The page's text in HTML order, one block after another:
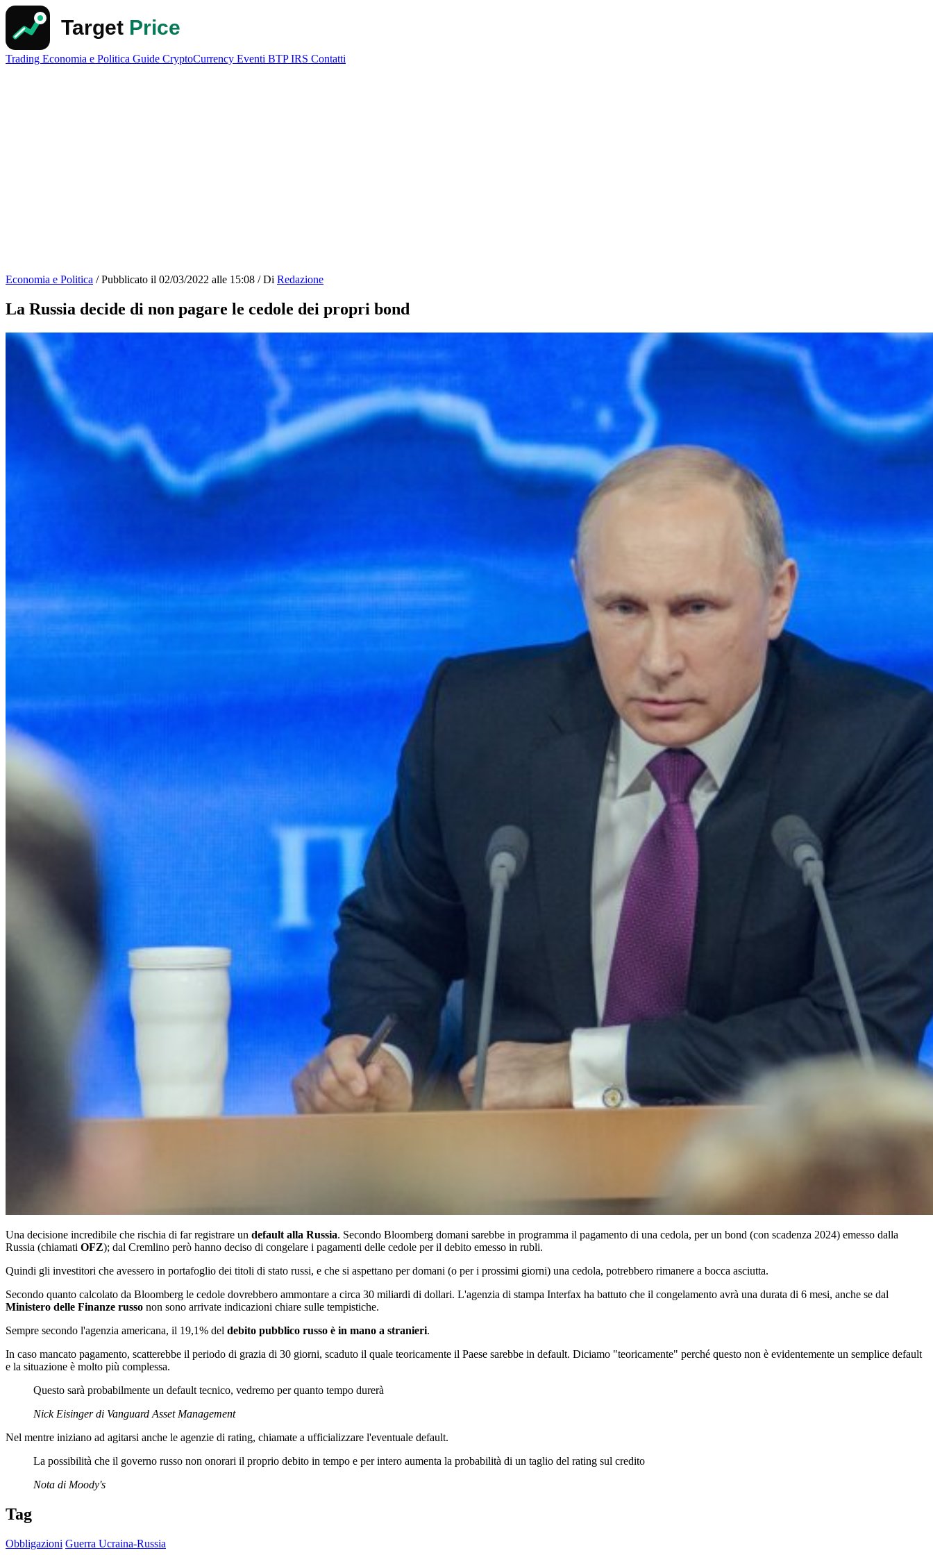
Trading Economia e Politica Guide CryptoCurrency Eventi BTPIRS Contatti
Economia e Politica / Pubblicato il 02/03/2022 alle 15:08 / Di Redazione
La Russia decide di non pagare le cedole dei propri bond
Una decisione incredibile che rischia di far registrare un default alla Russia. Secondo Bloomberg domani sarebbe in programma il pagamento di una cedola, per un bond (con scadenza 2024) emesso dalla
Russia (chiamati OFZ); dal Cremlino però hanno deciso di congelare i pagamenti delle cedole per il debito emesso in rubli.
Quindi gli investitori che avessero in portafoglio dei titoli di stato russi, e che si aspettano per domani (o per i prossimi giorni) una cedola, potrebbero rimanere a bocca asciutta.
Secondo quanto calcolato da Bloomberg le cedole dovrebbero ammontare a circa 30 miliardi di dollari. L'agenzia di stampa Interfax ha battuto che il congelamento avrà una durata di 6 mesi, anche se dal
Ministero delle Finanze russo non sono arrivate indicazioni chiare sulle tempistiche.
Sempre secondo l'agenzia americana, il 19,1% del debito pubblico russo è in mano a stranieri.
In caso mancato pagamento, scatterebbe il periodo di grazia di 30 giorni, scaduto il quale teoricamente il Paese sarebbe in default. Diciamo "teoricamente" perché questo non è evidentemente un semplice default
e la situazione è molto più complessa.
Questo sarà probabilmente un default tecnico, vedremo per quanto tempo durerà
Nick Eisinger di Vanguard Asset Management
Nel mentre iniziano ad agitarsi anche le agenzie di rating, chiamate a ufficializzare l'eventuale default.
La possibilità che il governo russo non onorari il proprio debito in tempo e per intero aumenta la probabilità di un taglio del rating sul credito
Nota di Moody's
Tag
Obbligazioni Guerra Ucraina-Russia